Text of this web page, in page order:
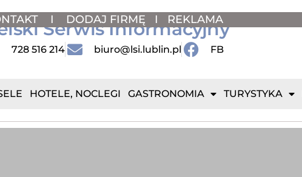
I DODAJ FIRMĘ I REKLAMA
Serwis Informacyjny
728 516 214 biuro@lsi.lublin.pl FB
HOTELE, NOCLEGI GASTRONOMIA TURYSTYKA